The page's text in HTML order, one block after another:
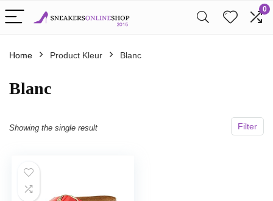
0
Home Product Kleur Blanc
Blanc
Filter
Showing the single result